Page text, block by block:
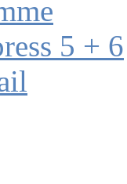
5 + 6